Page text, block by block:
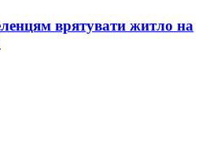
врятувати житло на